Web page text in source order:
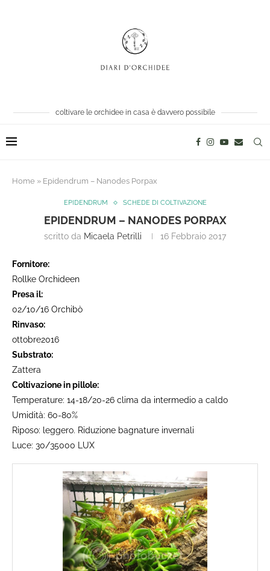
coltivare le orchidee in casa è davvero possibile
Home » Epidendrum – Nanodes Porpax
EPIDENDRUM SCHEDE DI COLTIVAZIONE
EPIDENDRUM – NANODES PORPAX
scritto da Micaela Petrilli 16 Febbraio 2017
Fornitore:
Rollke Orchideen
Presa il:
02/10/16 Orchibò
Rinvaso:
ottobre2016
Substrato:
Zattera
Coltivazione in pillole:
Temperature: 14-18/20-26 clima da intermedio a caldo
Umidità: 60-80%
Riposo: leggero. Riduzione bagnature invernali
Luce: 30/35000 LUX